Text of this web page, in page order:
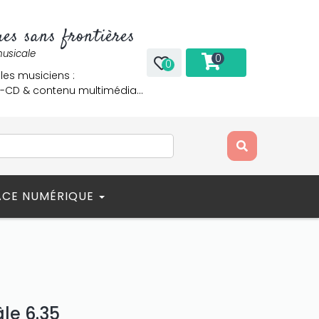
sans frontières
musiciens :
CD & contenu multimédia…
0 0
NUMÉRIQUE
6.35